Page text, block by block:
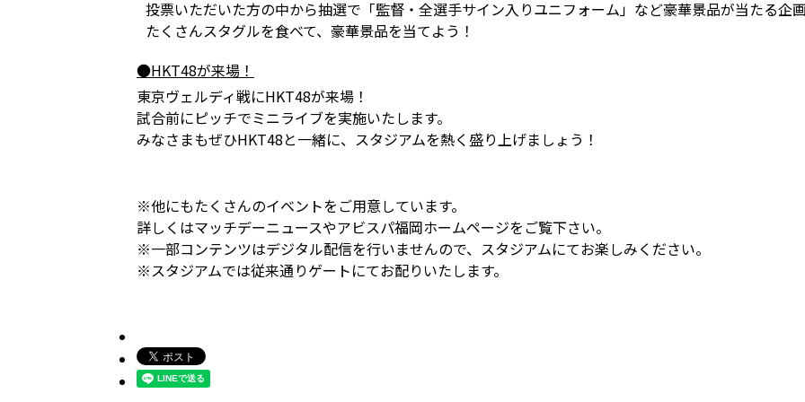
投票いただいた方の中から抽選で「監督・全選手サイン入りユニフォーム」など豪華景品が当たる企
たくさんスタグルを食べて、豪華景品を当てよう！
●HKT48が来場！
東京ヴェルディ戦にHKT48が来場！
試合前にピッチでミニライブを実施いたします。
みなさまもぜひHKT48と一緒に、スタジアムを熱く盛り上げましょう！
※他にもたくさんのイベントをご用意しています。
詳しくはマッチデーニュースやアビスパ福岡ホームページをご覧下さい。
※一部コンテンツはデジタル配信を行いませんので、スタジアムにてお楽しみください。
※スタジアムでは従来通りゲートにてお配りいたします。